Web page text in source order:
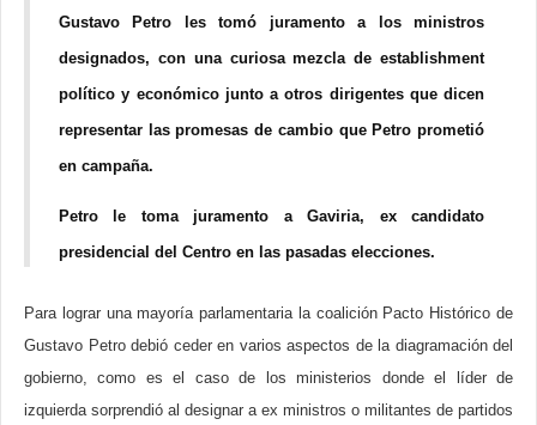
Gustavo Petro les tomó juramento a los ministros
designados, con una curiosa mezcla de establishment
político y económico junto a otros dirigentes que dicen
representar las promesas de cambio que Petro prometió
en campaña.
Petro le toma juramento a Gaviria, ex candidato
presidencial del Centro en las pasadas elecciones.
Para lograr una mayoría parlamentaria la coalición Pacto Histórico de
Gustavo Petro debió ceder en varios aspectos de la diagramación del
gobierno, como es el caso de los ministerios donde el líder de
izquierda sorprendió al designar a ex ministros o militantes de partidos